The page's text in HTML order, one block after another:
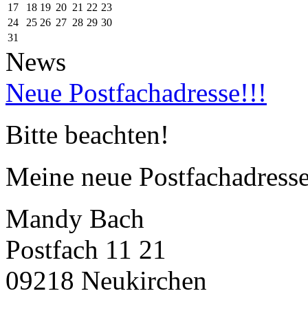
17
18 19 20 21 22 23
24
25 26 27 28 29 30
31
News
Neue Postfachadresse!!!
Bitte beachten!
Meine neue
Mandy Bach
Postfach 11 21
09218 Neukirchen